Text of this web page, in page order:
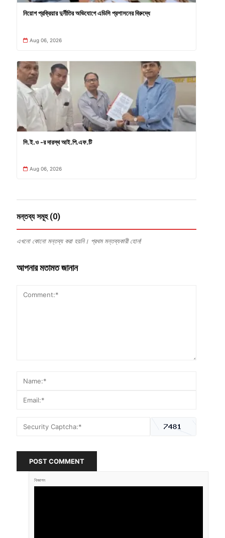
নিয়োগ প্রক্রিয়ার দুর্নীতির অভিযোগে এডিসি প্রশাসনের বিরুদ্ধে
Aug 06, 2026
সি.ই.ও -র দারস্থ আই.পি.এফ.টি
Aug 06, 2026
মন্তব্য সমূহ (0)
এখনো কোনো মন্তব্য করা হয়নি। প্রথম মন্তব্যকারী হোন!
আপনার মতামত জানান
POST COMMENT
বিজ্ঞাপন